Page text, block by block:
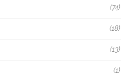
(74)
(18)
(13)
(1)